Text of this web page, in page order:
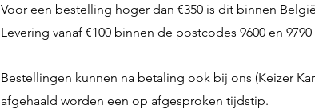
Voor een bestelling hoger dan €350 is dit binnen
Levering vanaf €100 binnen de postcodes 9600 en 9790
Bestellingen kunnen na betaling ook bij ons (Keizer
afgehaald worden een op afgesproken tijdstip.